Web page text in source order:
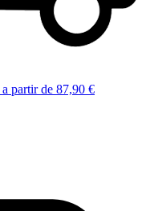
a partir de 87,90 €